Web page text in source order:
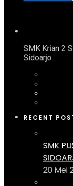
SMK Krian 2
Sidoarjo.
RECENT
SMK
20 Mei